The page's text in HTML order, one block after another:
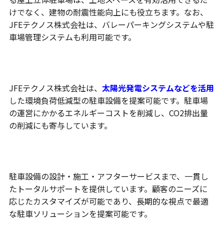
けでなく、建物の耐震性能向上にも役立ちます。なお、
JFEテクノス株式会社は、バレーパーキングシステムや駐
車場管理システムも利用可能です。
JFEテクノス株式会社は、 太陽光発電システムなどを活用
した環境負荷低減型の駐車設備を提案可能です。駐車場
の運営にかかるエネルギーコストを削減し、CO2排出量
の削減にも寄与しています。
駐車設備の設計・施工・アフターサービスまで、一貫し
たトータルサポートを提供しています。顧客のニーズに
応じたカスタマイズが可能であり、長期的な視点で最適
な駐車ソリューションを提案可能です。